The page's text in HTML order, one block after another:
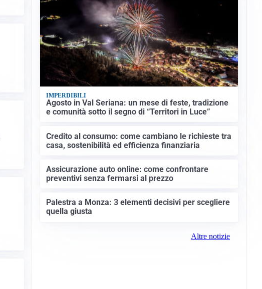
IMPERDIBILI
Agosto in Val Seriana: un mese di feste, tradizione
e comunità sotto il segno di “Territori in Luce”
Credito al consumo: come cambiano le richieste tra
casa, sostenibilità ed efficienza finanziaria
Assicurazione auto online: come confrontare
preventivi senza fermarsi al prezzo
Palestra a Monza: 3 elementi decisivi per scegliere
quella giusta
Altre notizie